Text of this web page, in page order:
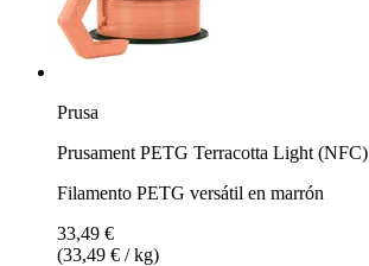
Prusa
Prusament PETG Terracotta Light (NFC)
Filamento PETG versátil en marrón
33,49 €
(33,49 € / kg)